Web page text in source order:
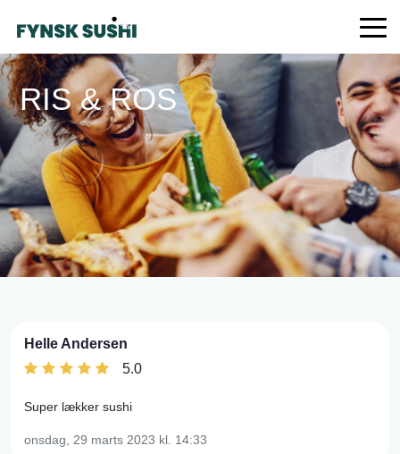
RIS & ROS
Helle Andersen
5.0
Super lækker sushi
onsdag, 29 marts 2023 kl. 14:33